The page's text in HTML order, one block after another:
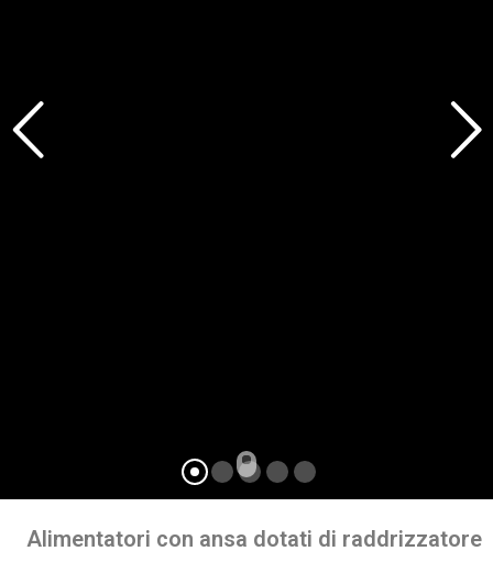
Alimentatori con ansa dotati di raddrizzatore